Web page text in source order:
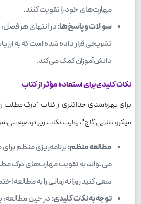
مهارت‌های خود را تقویت کنند.
سوالات و پاسخ‌ها:در انتهای هر
تشریحی قرار داده شده است که به
دانش‌آموزان کمک می‌کند.
نکات کلیدی برای استفاده مؤثر از کتاب
برای بهره‌مندی حداکثری از کتاب "درک مطلب
میکرو طلایی گاج"، رعایت نکات زیر توصیه
مطالعه منظم:برنامه‌ریزی منظم
می‌تواند به تقویت مهارت‌های درک
سعی کنید روزانه زمانی را به مطالعه
توجه به نکات کلیدی:در حین مطالعه،